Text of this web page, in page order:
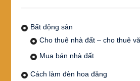
Bất động sản
Cho thuê nhà đất – cho thuê
Mua bán nhà đất
Cách làm đèn hoa đăng